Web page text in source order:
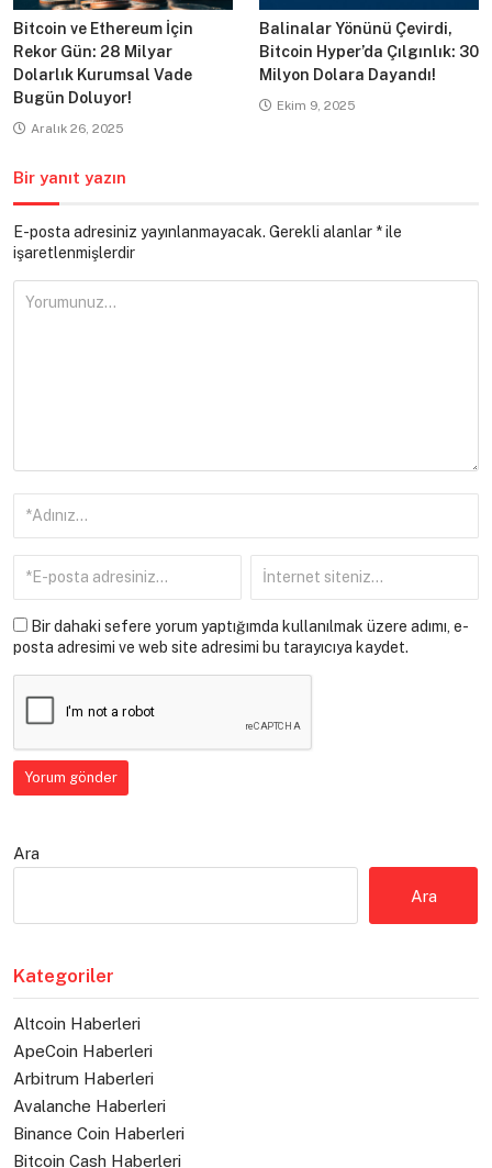
Bitcoin ve Ethereum İçin
Rekor Gün: 28 Milyar
Dolarlık Kurumsal Vade
Bugün Doluyor!
Aralık 26, 2025
Balinalar Yönünü Çevirdi,
Bitcoin Hyper’da Çılgınlık: 30
Milyon Dolara Dayandı!
Ekim 9, 2025
Bir yanıt yazın
E-posta adresiniz yayınlanmayacak. Gerekli alanlar *ile
işaretlenmişlerdir
Bir dahaki sefere yorum yaptığımda kullanılmak üzere adımı, e-
posta adresimi ve web site adresimi bu tarayıcıya kaydet.
Ara
Ara
Kategoriler
Altcoin Haberleri
ApeCoin Haberleri
Arbitrum Haberleri
Avalanche Haberleri
Binance Coin Haberleri
Bitcoin Cash Haberleri